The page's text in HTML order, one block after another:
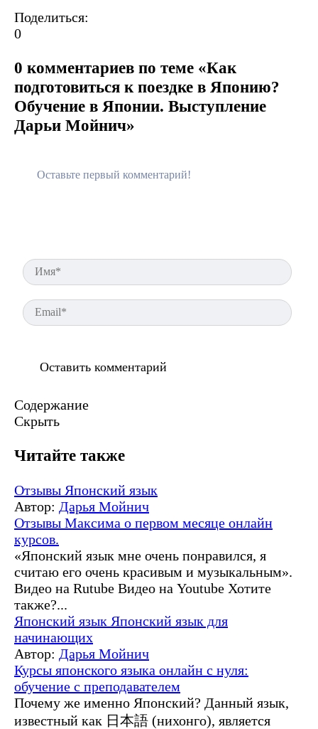
Поделиться:
0
0 комментариев по теме «Как
подготовиться к поездке в Японию?
Обучение в Японии. Выступление
Дарьи Мойнич»
Содержание
Скрыть
Читайте также
Отзывы Японский язык
Автор: Дарья Мойнич
Отзывы Максима о первом месяце онлайн
курсов.
«Японский язык мне очень понравился, я
считаю его очень красивым и музыкальным».
Видео на Rutube Видео на Youtube Хотите
также?...
Японский язык Японский язык для
начинающих
Автор: Дарья Мойнич
Курсы японского языка онлайн с нуля:
обучение с преподавателем
Почему же именно Японский? Данный язык,
известный как 日本語 (нихонго), является